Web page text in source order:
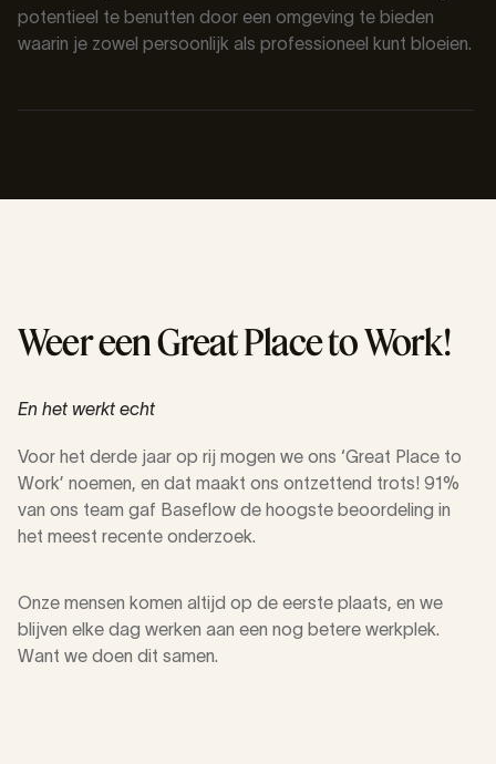
potentieel te benutten door een omgeving te bieden
waarin je zowel persoonlijk als professioneel kunt bloeien.
Weer een Great Place to Work!
En het werkt echt
Voor het derde jaar op rij mogen we ons ‘Great Place to
Work’ noemen, en dat maakt ons ontzettend trots! 91%
van ons team gaf Baseflow de hoogste beoordeling in
het meest recente onderzoek.
Onze mensen komen altijd op de eerste plaats, en we
blijven elke dag werken aan een nog betere werkplek.
Want we doen dit samen.